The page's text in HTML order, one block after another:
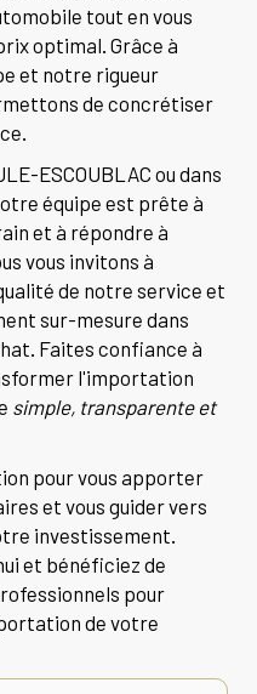
tout en vous
optimal. Grâce à
et notre rigueur
de concrétiser
ESCOUBLAC ou dans
équipe est prête à
et à répondre à
vous invitons à
de notre service et
sur-mesure dans
Faites confiance à
l'importation
simple, transparente et
pour vous apporter
et vous guider vers
investissement.
et bénéficiez de
pour
de votre